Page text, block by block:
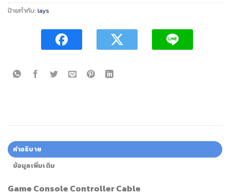
ป้ายกำกับ: lays
คำอธิบาย
ข้อมูลเพิ่มเติม
Game Console Controller Cable